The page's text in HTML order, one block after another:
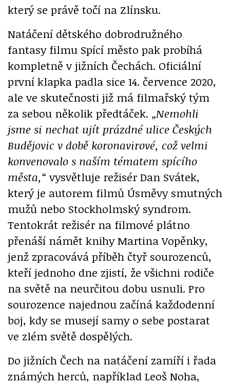
který se právě točí na Zlínsku.
Natáčení dětského dobrodružného
fantasy filmu Spící město pak probíhá
kompletně v jižních Čechách. Oficiální
první klapka padla sice 14. července 2020,
ale ve skutečnosti již má filmařský tým
za sebou několik předtáček. „Nemohli
jsme si nechat ujít prázdné ulice Českých
Budějovic v době koronavirové, což velmi
konvenovalo s naším tématem spícího
města,“ vysvětluje režisér Dan Svátek,
který je autorem filmů Úsměvy smutných
mužů nebo Stockholmský syndrom.
Tentokrát režisér na filmové plátno
přenáší námět knihy Martina Vopěnky,
jenž zpracovává příběh čtyř sourozenců,
kteří jednoho dne zjistí, že všichni rodiče
na světě na neurčitou dobu usnuli. Pro
sourozence najednou začíná každodenní
boj, kdy se musejí samy o sebe postarat
ve zlém světě dospělých.
Do jižních Čech na natáčení zamíří i řada
známých herců, například Leoš Noha,